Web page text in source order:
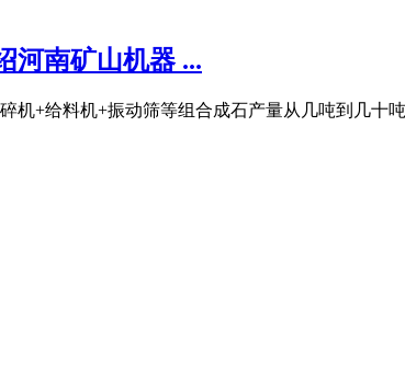
河南矿山机器 ...
机+给料机+振动筛等组合成石产量从几吨到几十